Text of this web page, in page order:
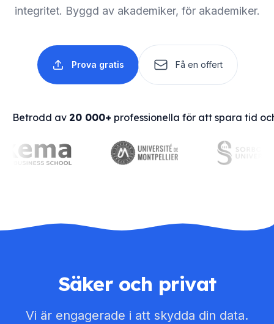
integritet. Byggd av akademiker, för akademiker.
Prova gratis Få en offert
Betrodd av 20 000+ professionella för att spara tid
Säker och privat
Vi är engagerade i att skydda din data.